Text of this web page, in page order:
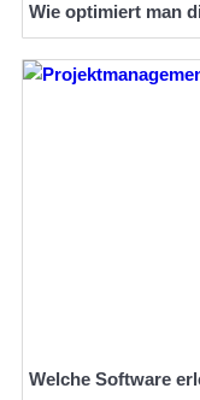
Wie optimiert man
Welche Software